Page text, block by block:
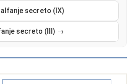
secreto (IX)
secreto (III) →